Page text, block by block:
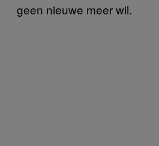
geen nieuwe meer wil.